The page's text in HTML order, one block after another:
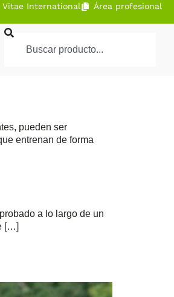
Vitae International Área profesional
pueden ser
entrenan de forma
a lo largo de un
[…]